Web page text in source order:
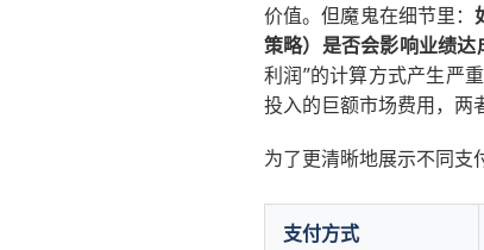
价值。但魔鬼在细节里：
策略）是否会影响业绩
利润”的计算方式产生严
投入的巨额市场费用，两
为了更清晰地展示不同支
支付方式